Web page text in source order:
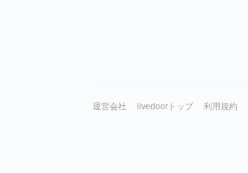
運営会社 livedoorトップ 利用規約